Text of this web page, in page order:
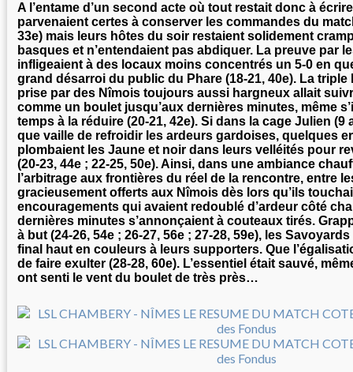
A l’entame d’un second acte où tout restait donc à
parvenaient certes à conserver les commandes du
33e) mais leurs hôtes du soir restaient solidement
basques et n’entendaient pas abdiquer. La preuve par
infligeaient à des locaux moins concentrés un 5-0 en
grand désarroi du public du Phare (18-21, 40e). La triple
prise par des Nîmois toujours aussi hargneux allait
comme un boulet jusqu’aux dernières minutes, même
temps à la réduire (20-21, 42e). Si dans la cage Julien (9
que vaille de refroidir les ardeurs gardoises, quelques
plombaient les Jaune et noir dans leurs velléités pour
(20-23, 44e ; 22-25, 50e). Ainsi, dans une ambiance
l’arbitrage aux frontières du réel de la rencontre, entre
gracieusement offerts aux Nîmois dès lors qu’ils
encouragements qui avaient redoublé d’ardeur côté
dernières minutes s’annonçaient à couteaux tirés.
à but (24-26, 54e ; 26-27, 56e ; 27-28, 59e), les
final haut en couleurs à leurs supporters. Que
de faire exulter (28-28, 60e). L’essentiel était sauvé,
ont senti le vent du boulet de très près…